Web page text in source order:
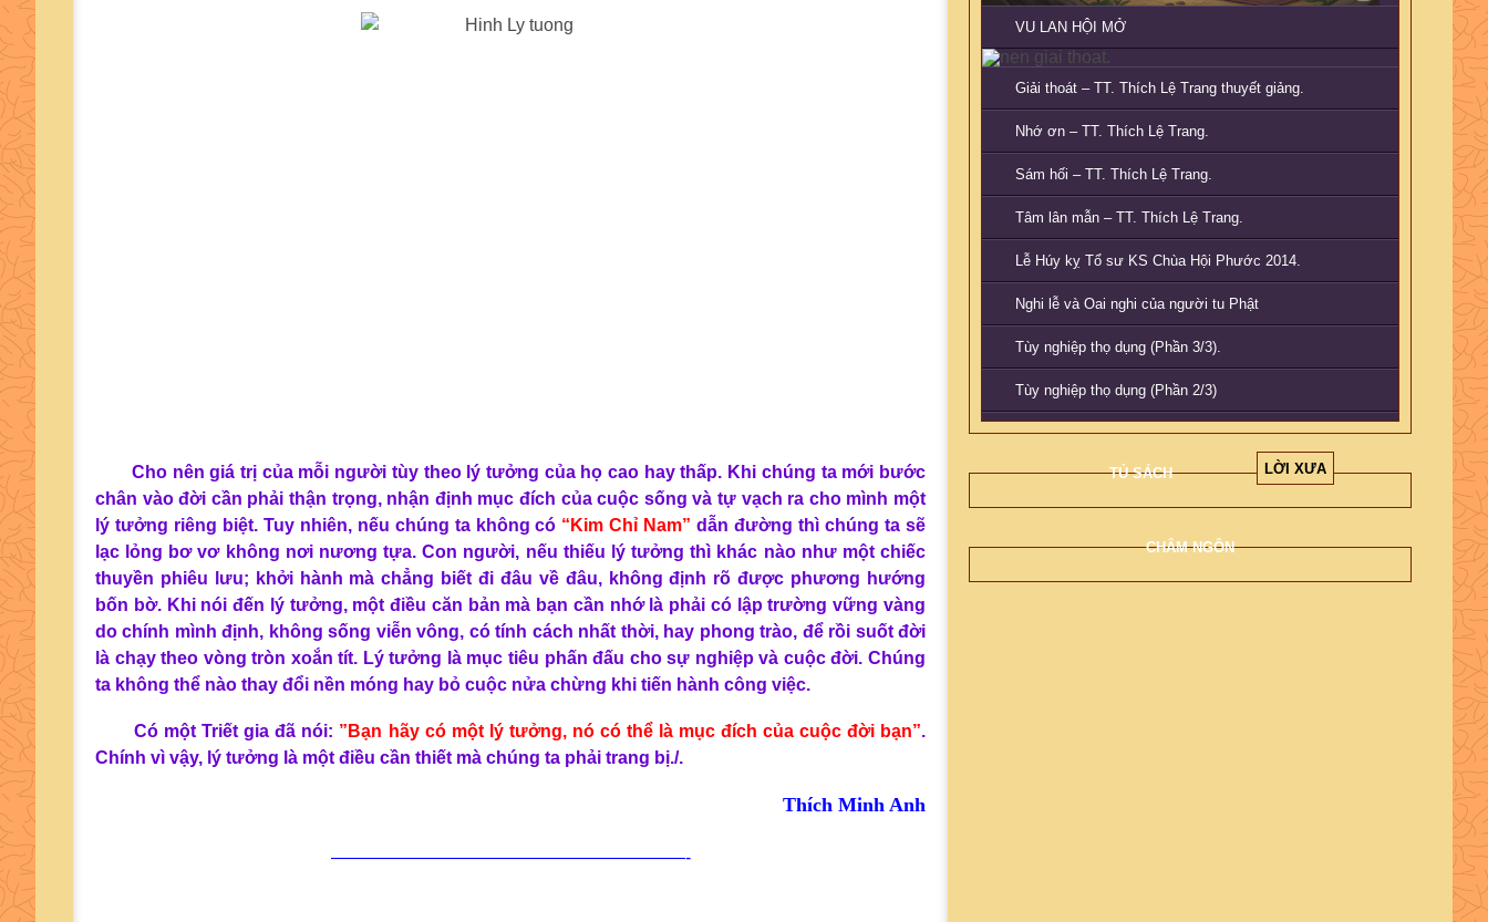
Cho nên giá trị của mỗi người tùy theo lý tưởng của họ cao hay thấp. Khi chúng ta mới bước
chân vào đời cần phải thận trọng, nhận định mục đích của cuộc sống và tự vạch ra cho mình một
lý tưởng riêng biệt. Tuy nhiên, nếu chúng ta không có “ Kim Chỉ Nam” dẫn đường thì chúng ta sẽ
lạc lỏng bơ vơ không nơi nương tựa. Con người, nếu thiếu lý tưởng thì khác nào như một chiếc
thuyền phiêu lưu; khởi hành mà chẳng biết đi đâu về đâu, không định rõ được phương hướng
bốn bờ. Khi nói đến lý tưởng, một điều căn bản mà bạn cần nhớ là phải có lập trường vững vàng
do chính mình định, không sống viễn vông, có tính cách nhất thời, hay phong trào, để rồi suốt đời
là chạy theo vòng tròn xoắn tít. Lý tưởng là mục tiêu phấn đấu cho sự nghiệp và cuộc đời. Chúng
ta không thể nào thay đổi nền móng hay bỏ cuộc nửa chừng khi tiến hành công việc.
Có một Triết gia đã nói: ”Bạn hãy có một lý tưởng, nó có thể là mục đích của cuộc đời bạn”.
Chính vì vậy, lý tưởng là một điều cần thiết mà chúng ta phải trang bị./.
Thích Minh Anh
————————————————————-
VU LAN HỘI MỞ
Giải thoát – TT. Thích Lệ Trang thuyết giảng.
Nhớ ơn – TT. Thích Lệ Trang.
Sám hối – TT. Thích Lệ Trang.
Tâm lân mẫn – TT. Thích Lệ Trang.
Lễ Húy kỵ Tổ sư KS Chùa Hội Phước 2014.
Nghi lễ và Oai nghi của người tu Phật
Tùy nghiệp thọ dụng (Phần 3/3).
Tùy nghiệp thọ dụng (Phần 2/3)
Tùy nghiệp thọ dụng (Phần 1/3).
Phật có ở trong xe không? (Phần 1/3)
TỦ SÁCH LỜI XƯA
CHÂM NGÔN